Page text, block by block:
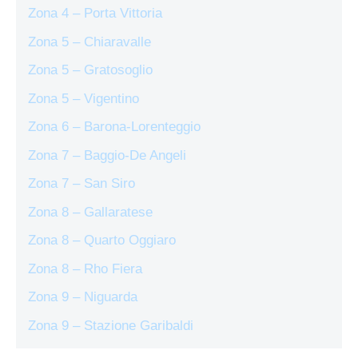
Zona 4 – Porta Vittoria
Zona 5 – Chiaravalle
Zona 5 – Gratosoglio
Zona 5 – Vigentino
Zona 6 – Barona-Lorenteggio
Zona 7 – Baggio-De Angeli
Zona 7 – San Siro
Zona 8 – Gallaratese
Zona 8 – Quarto Oggiaro
Zona 8 – Rho Fiera
Zona 9 – Niguarda
Zona 9 – Stazione Garibaldi